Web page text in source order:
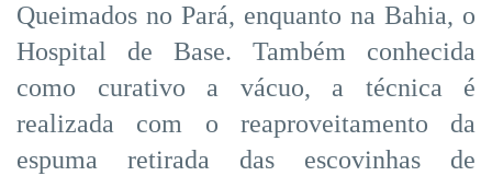
Queimados no Pará, enquanto na Bahia, o
Hospital de Base. Também conhecida
como curativo a vácuo, a técnica é
realizada com o reaproveitamento da
espuma retirada das escovinhas de